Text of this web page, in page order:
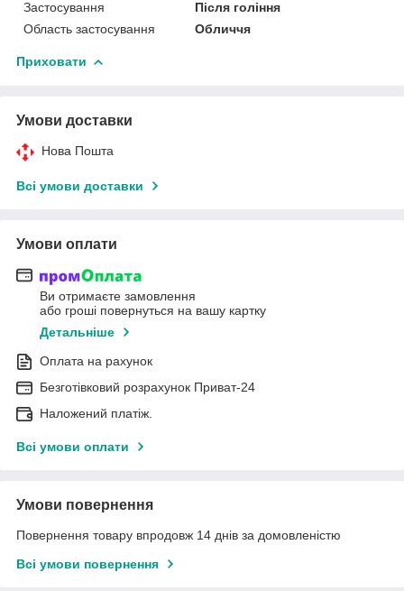
Застосування
Після гоління
Область застосування
Обличчя
Приховати
Умови доставки
Нова Пошта
Всі умови доставки
Умови оплати
Ви отримаєте замовлення
або гроші повернуться на вашу картку
Детальніше
Оплата на рахунок
Безготівковий розрахунок Приват-24
Наложений платіж.
Всі умови оплати
Умови повернення
Повернення товару впродовж 14 днів за домовленістю
Всі умови повернення